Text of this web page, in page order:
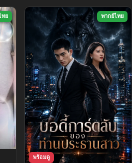
ทย พากย์ไทย
พร้อมดู